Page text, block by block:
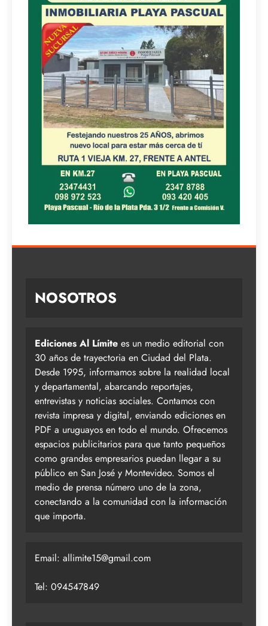
NOSOTROS
Ediciones Al Límite es un medio editorial con
30 años de trayectoria en Ciudad del Plata.
Desde 1995, informamos sobre la realidad local
y departamental, abarcando reportajes,
entrevistas y noticias sociales. Contamos con
revista impresa y digital, enviando ediciones en
PDF a uruguayos en todo el mundo. Ofrecemos
espacios publicitarios para que tanto pequeños
como grandes empresarios puedan llegar a su
público en San José y Montevideo. Somos el
medio de prensa número uno de la zona,
conectando a la comunidad con la información
que importa.
Email: allimite15@gmail.com
Tel: 094547849